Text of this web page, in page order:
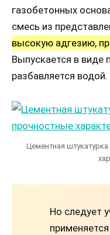
газобетонных
смесь из
высокую адгезию,
Выпускается в виде
разбавляется водой.
Цементная
Но следует